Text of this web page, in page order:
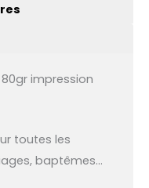
impression
toutes les
baptêmes…